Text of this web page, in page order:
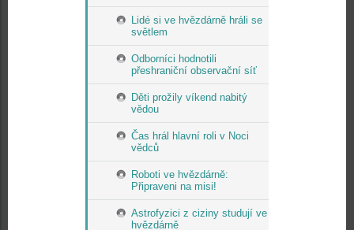
Lidé si ve hvězdárně hráli se
světlem
Odborníci hodnotili
přeshraniční observační síť
Děti prožily víkend nabitý
vědou
Čas hrál hlavní roli v Noci
vědců
Roboti ve hvězdárně:
Připraveni na misi!
Astrofyzici z ciziny studují ve
hvězdárně